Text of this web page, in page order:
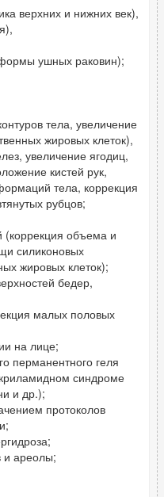
верхних и нижних век),
ушных раковин);
тела, увеличение
жировых клеток),
увеличение ягодиц,
кистей рук,
тела, коррекция
рубцов;
(коррекция объема и
силиконовых
жировых клеток);
бедер,
малых половых
на лице;
перманентного геля
синдроме
и др.);
протоколов
и ареолы;